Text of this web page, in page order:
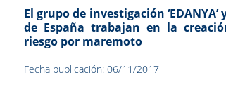
El grupo de investigación
de España trabajan en la
riesgo por maremoto
Fecha publicación: 06/11/2017